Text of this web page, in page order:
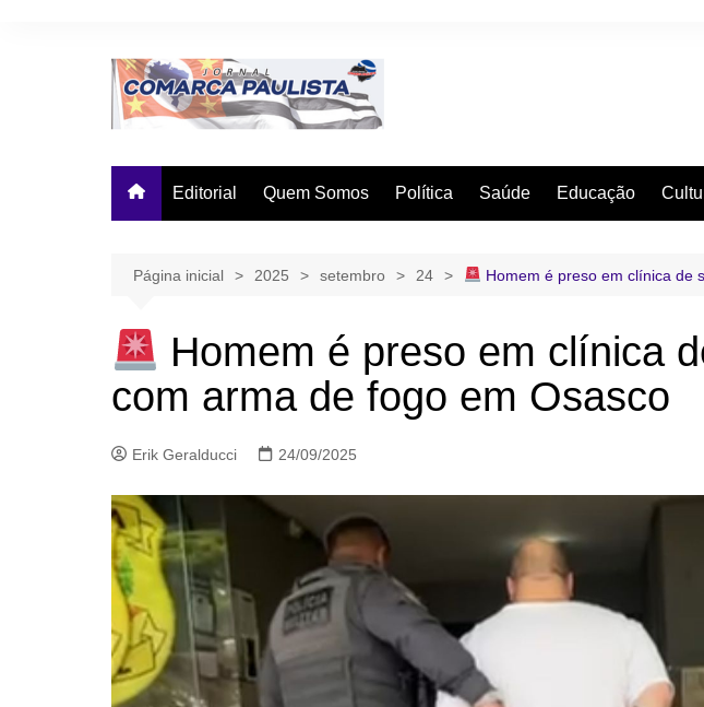
Editorial Quem Somos Política Saúde Educação
Página inicial 2025 setembro 24 Homem é preso em clínica de
Homem é preso em clínica
com arma de fogo em Osasco
Erik Geralducci 24/09/2025